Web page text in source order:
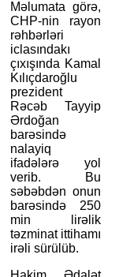
Məlumata görə,
CHP-nin rayon
rəhbərləri
iclasındakı
çıxışında Kamal
Kılıçdaroğlu
prezident
Rəcəb Tayyip
Ərdoğan
barəsində
nalayiq
ifadələrə yol
verib. Bu
səbəbdən onun
barəsində 250
min lirəlik
təzminat ittihamı
irəli sürülüb.